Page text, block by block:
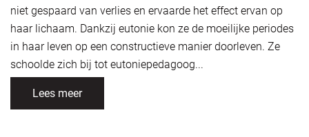
niet gespaard van verlies en ervaarde het effect ervan op
haar lichaam. Dankzij eutonie kon ze de moeilijke periodes
in haar leven op een constructieve manier doorleven. Ze
schoolde zich bij tot eutoniepedagoog...
Lees meer